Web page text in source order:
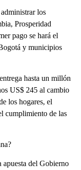
los
Prosperidad
pago se hará el
y municipios
hasta un millón
US$ 245 al cambio
los hogares, el
cumplimiento de las
apuesta del Gobierno